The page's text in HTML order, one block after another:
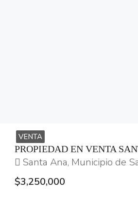
VENTA
PROPIEDAD EN VENTA
Santa Ana, Municipio de Santa Ana, Departamento de
$3,250,000